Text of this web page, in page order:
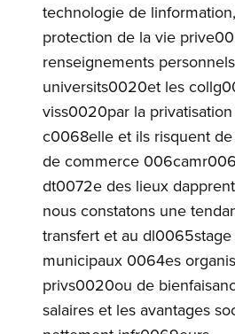
technologie de
protection de la vie
renseignements
universits0020et les
viss0020par la
c0068elle et ils risquent
de commerce
dt0072e des lieux
nous constatons une
transfert et au
municipaux 0064es
privs0020ou de
salaires et les avantages